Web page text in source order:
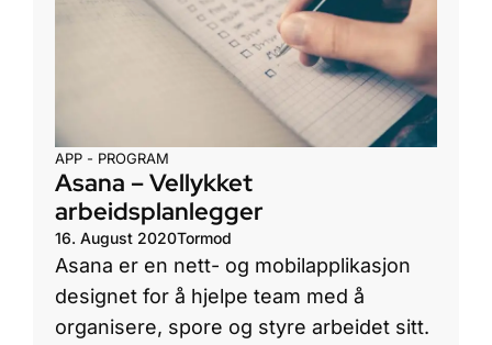
APP - PROGRAM
Asana – Vellykket
arbeidsplanlegger
16. August 2020Tormod
Asana er en nett- og mobilapplikasjon
designet for å hjelpe team med å
organisere, spore og styre arbeidet sitt.